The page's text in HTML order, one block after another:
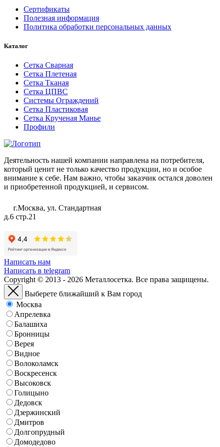
Сертификаты
Полезная информация
Политика обработки персональных данных
Каталог
Сетка Сварная
Сетка Плетеная
Сетка Тканая
Сетка ЦПВС
Системы Ограждений
Сетка Пластиковая
Сетка Крученая Манье
Профили
Деятельность нашей компании направлена на потребителя,
который ценит не только качество продукции, но и особое
внимание к себе. Нам важно, чтобы заказчик остался доволен
и приобретенной продукцией, и сервисом.
г.Москва, ул. Стандартная
д.6 стр.21
Написать нам
Написать в telegram
Copyright © 2013 - 2026 Металлосетка. Все права защищены.
Выберете ближайший к Вам город
Москва
Апрелевка
Балашиха
Бронницы
Верея
Видное
Волоколамск
Воскресенск
Высоковск
Голицыно
Дедовск
Дзержинский
Дмитров
Долгопрудный
Домодедово